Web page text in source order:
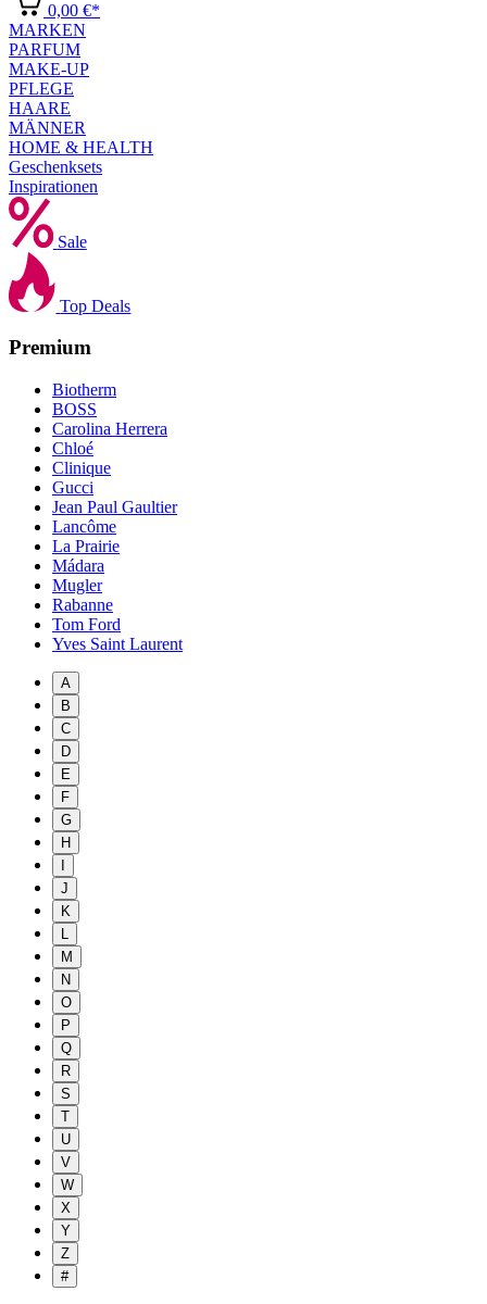
0,00 €*
MARKEN
PARFUM
MAKE-UP
PFLEGE
HAARE
MÄNNER
HOME & HEALTH
Geschenksets
Inspirationen
Sale
Top Deals
Premium
Biotherm
BOSS
Carolina Herrera
Chloé
Clinique
Gucci
Jean Paul Gaultier
Lancôme
La Prairie
Mádara
Mugler
Rabanne
Tom Ford
Yves Saint Laurent
A
B
C
D
E
F
G
H
J
K
L
M
N
O
P
Q
R
S
T
U
V
W
X
Y
Z
#